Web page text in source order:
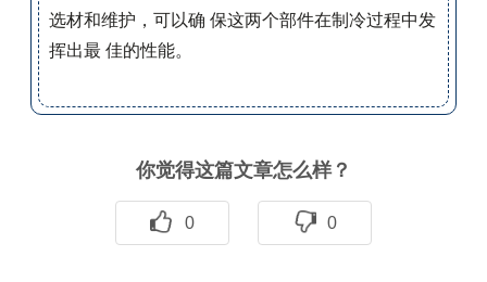
选材和维护，可以确 保这两个部件在制冷过程中发
挥出最 佳的性能。
你觉得这篇文章怎么样？
0 0